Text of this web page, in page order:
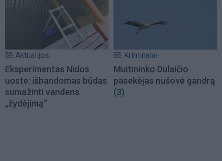
Aktualijos
Eksperimentas Nidos
uoste: išbandomas būdas
sumažinti vandens
„žydėjimą“
Kriminalai
Muitininko Dulaičio
pasekėjas nušovė gandrą
(3)